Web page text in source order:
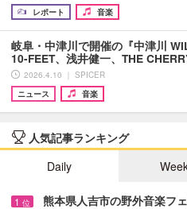
レポート
音楽
岐阜・中津川で開催の『中津川
10-FEET、浅井健一、THE
2026.4.10 ｜ SPICER
ニュース
音楽
人気記事ランキング
Daily
1 位 熊本県人吉市の野外音楽フ